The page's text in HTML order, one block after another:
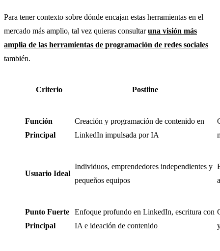
Para tener contexto sobre dónde encajan estas herramientas en el
mercado más amplio, tal vez quieras consultaruna visión más
amplia de las herramientas de programación de redes sociales
también.
Criterio Postline
Función
Principal
Creación y programación de contenido en
LinkedIn impulsada por IA
Usuario Ideal
Individuos, emprendedores independientes y
pequeños equipos
Punto Fuerte
Principal
Enfoque profundo en LinkedIn, escritura con
IA e ideación de contenido